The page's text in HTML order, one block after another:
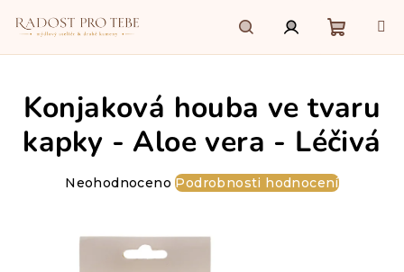
HledatPřihlášení
košík
Konjaková houba ve tvaru
kapky - Aloe vera - Léčivá
Průměrné
Neohodnoceno Podrobnosti hodnocení